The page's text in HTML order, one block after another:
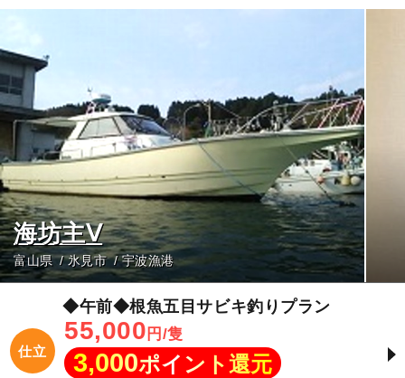
海坊主Ⅴ
富山県 氷見市 宇波漁港
仕立
◆午前◆根魚五目サビキ釣りプラン
55,000 円/隻
3,000ポイント還元